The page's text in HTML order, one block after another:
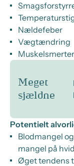
Nældefeber
Vægtændring
Muskelsmerter
Meget
sjældne
Potentielt
Blodmangel
mangel på
Øget tendens